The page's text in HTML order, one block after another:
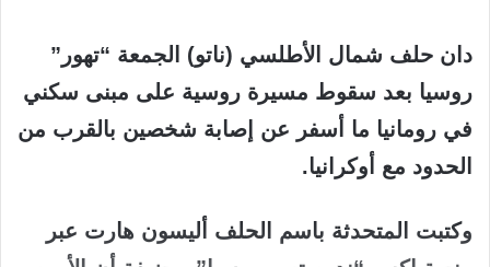
دان حلف شمال الأطلسي (ناتو) الجمعة “تهور”
روسيا بعد سقوط مسيرة روسية على مبنى سكني
في رومانيا ما أسفر عن إصابة شخصين بالقرب من
الحدود مع أوكرانيا.
وكتبت المتحدثة باسم الحلف أليسون هارت عبر